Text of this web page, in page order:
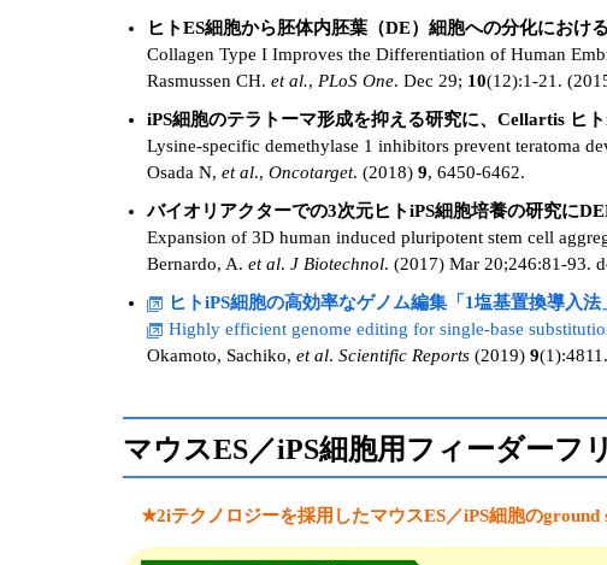
ヒトES細胞から胚体内胚葉（DE）細胞への分化におけ
Collagen Type I Improves the Differentiation of Human
Rasmussen CH. et al., PLoS One. Dec 29; 10(12):1-21.
iPS細胞のテラトーマ形成を抑える研究に、Cellartis ヒ
Lysine-specific demethylase 1 inhibitors prevent teratoma
Osada N, et al., Oncotarget. (2018) 9, 6450-6462.
バイオリアクターでの3次元ヒトiPS細胞培養の研究に
Expansion of 3D human induced pluripotent stem cell
Bernardo, A. et al. J Biotechnol. (2017) Mar 20;246:81-93.
ヒトiPS細胞の高効率なゲノム編集「1塩基置換導入
Highly efficient genome editing for single-base
Okamoto, Sachiko, et al. Scientific Reports (2019) 9(1):4811.
マウスES／iPS細胞用フィーダーフ
★2iテクノロジーを採用したマウスES／iPS細胞のground